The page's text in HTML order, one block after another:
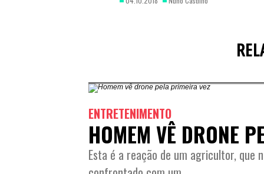
ENTRETENIMENTO
HOMEM VÊ DRONE
Esta é a reação de um agricultor, que